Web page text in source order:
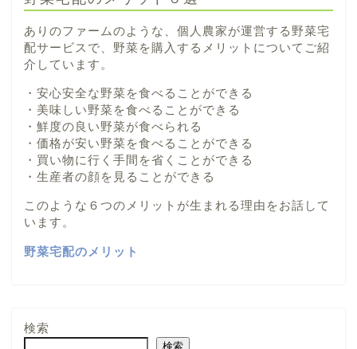
ありのファームのような、個人農家が運営する野菜宅
配サービスで、野菜を購入するメリットについてご紹
介しています。
・安心安全な野菜を食べることができる
・美味しい野菜を食べることができる
・鮮度の良い野菜が食べられる
・価格が安い野菜を食べることができる
・買い物に行く手間を省くことができる
・生産者の顔を見ることができる
このような６つのメリットが生まれる理由をお話して
います。
野菜宅配のメリット
検索
検索